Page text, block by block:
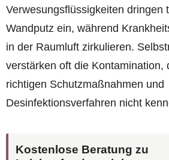
Verwesungsflüssigkeiten dringen
Wandputz ein, während
in der Raumluft zirkulieren.
verstärken oft die Kontamination,
richtigen Schutzmaßnahmen und
Desinfektionsverfahren nicht
Kostenlose Beratung zu